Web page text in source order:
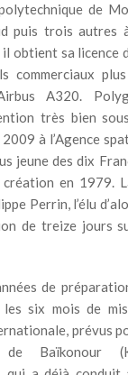
de
puis trois autres
obtient sa licence
commerciaux
A320.
très bien
à l’Agence
jeune des dix
en 1979.
Perrin, l’élu
de treize jours
de
six mois de
prévus
Baïkonour